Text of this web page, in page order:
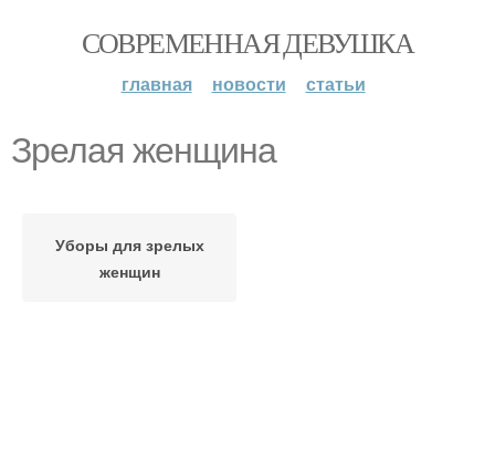
СОВРЕМЕННАЯ ДЕВУШКА
главная новости статьи
Зрелая женщина
Уборы для зрелых
женщин